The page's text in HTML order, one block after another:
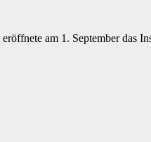
am 1. September das